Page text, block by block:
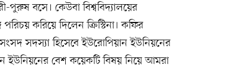
বসে। কেউবা বিশ্ববিদ্যালয়ের
করিয়ে দিলেন ক্রিস্টিনা। কফির
সদস্যা হিসেবে ইউরোপিয়ান ইউনিয়নের
ইউনিয়নের বেশ কয়েকটি বিষয় নিয়ে আমরা